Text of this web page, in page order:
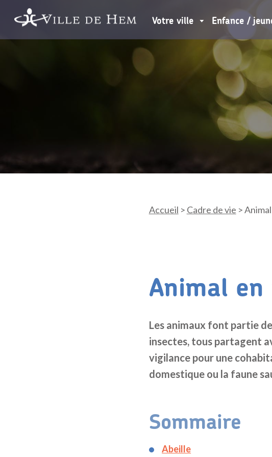
Votre ville Enfance /
Accueil > Cadre de vie >
Animal en
Les animaux font partie
insectes, tous partagent
vigilance pour une
domestique ou la faune
Sommaire
Abeille